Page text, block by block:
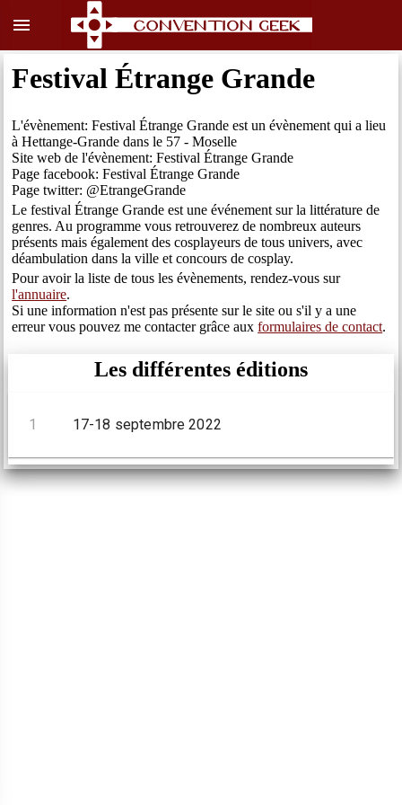
menu
Festival Étrange Grande
L'évènement: Festival Étrange Grande est un évènement qui a lieu
à Hettange-Grande dans le 57 - Moselle
Site web de l'évènement: Festival Étrange Grande
Page facebook: Festival Étrange Grande
Page twitter: @EtrangeGrande
Le festival Étrange Grande est une événement sur la littérature de
genres. Au programme vous retrouverez de nombreux auteurs
présents mais également des cosplayeurs de tous univers, avec
déambulation dans la ville et concours de cosplay.
Pour avoir la liste de tous les évènements, rendez-vous sur
l'annuaire.
Si une information n'est pas présente sur le site ou s'il y a une
erreur vous pouvez me contacter grâce auxformulaires de contact.
Les différentes éditions
1 17-18 septembre 2022